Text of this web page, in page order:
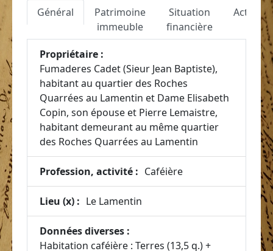
Général
Patrimoine
immeuble
Situation
financière
Actes
Propriétaire :
Fumaderes Cadet (Sieur Jean Baptiste),
habitant au quartier des Roches
Quarrées au Lamentin et Dame Elisabeth
Copin, son épouse et Pierre Lemaistre,
habitant demeurant au même quartier
des Roches Quarrées au Lamentin
Profession, activité : Caféière
Lieu (x) : Le Lamentin
Données diverses :
Habitation caféière : Terres (13,5 q.) +